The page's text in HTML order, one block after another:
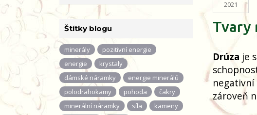
Štítky blogu
minerály
pozitivní energie
energie
krystaly
dámské náramky
energie minerálů
polodrahokamy
pohoda
čakry
minerální náramky
síla
kameny
2021
Tvary
Drúza je
negativní
zároveň